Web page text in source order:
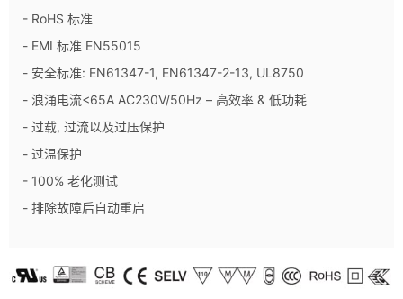
- RoHS 标准
- EMI 标准 EN55015
- 安全标准: EN61347-1, EN61347-2-13, UL8750
- 浪涌电流<65A AC230V/50Hz – 高效率 & 低功耗
- 过载, 过流以及过压保护
- 过温保护
- 100% 老化测试
- 排除故障后自动重启